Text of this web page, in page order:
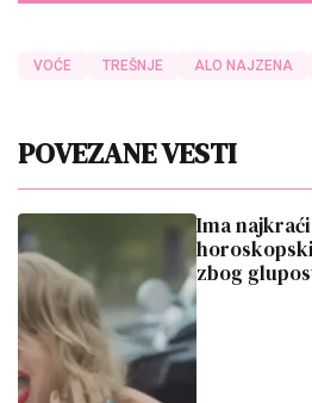
VOĆE TREŠNJE ALO NAJZENA
POVEZANE VESTI
Ima
zbog